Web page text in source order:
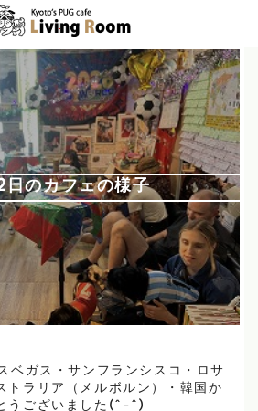
日のカフェの様子
ベガス・サンフランシスコ・ロサ
トラリア（メルボルン）・韓国か
うございました(^-^)